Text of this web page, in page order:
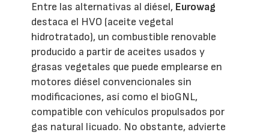
Entre las alternativas al diésel, Eurowag
destaca el HVO (aceite vegetal
hidrotratado), un combustible renovable
producido a partir de aceites usados y
grasas vegetales que puede emplearse en
motores diésel convencionales sin
modificaciones, así como el bioGNL,
compatible con vehículos propulsados por
gas natural licuado. No obstante, advierte